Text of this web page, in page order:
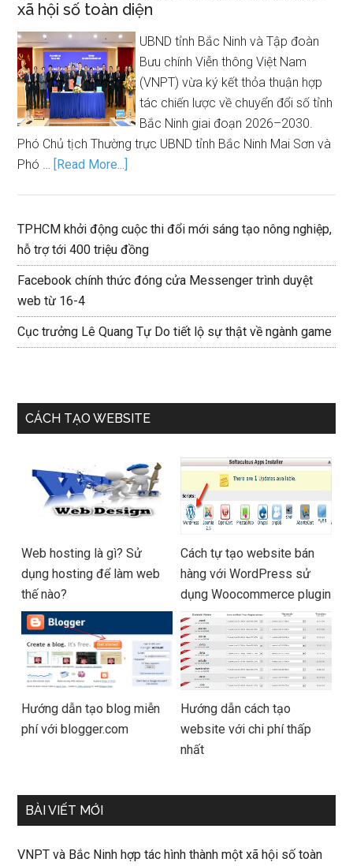
xã hội số toàn diện
UBND tỉnh Bắc Ninh và Tập đoàn
Bưu chính Viễn thông Việt Nam
(VNPT) vừa ký kết thỏa thuận hợp
tác chiến lược về chuyển đổi số tỉnh
Bắc Ninh giai đoạn 2026–2030.
Phó Chủ tịch Thường trực UBND tỉnh Bắc Ninh Mai Sơn và
Phó … [Read More...]
TPHCM khởi động cuộc thi đổi mới sáng tạo nông nghiệp,
hỗ trợ tới 400 triệu đồng
Facebook chính thức đóng cửa Messenger trình duyệt
web từ 16-4
Cục trưởng Lê Quang Tự Do tiết lộ sự thật về ngành game
CÁCH TẠO WEBSITE
Web hosting là gì? Sử
dụng hosting để làm web
thế nào?
Cách tự tạo website bán
hàng với WordPress sử
dụng Woocommerce plugin
Hướng dẫn tạo blog miễn
phí với blogger.com
Hướng dẫn cách tạo
website với chi phí thấp
nhất
BÀI VIẾT MỚI
VNPT và Bắc Ninh hợp tác hình thành một xã hội số toàn